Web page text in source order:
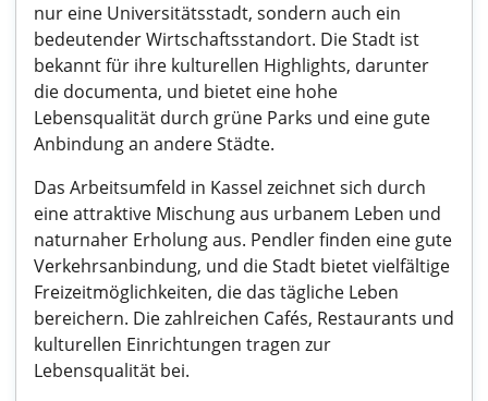
nur eine Universitätsstadt, sondern auch ein
bedeutender Wirtschaftsstandort. Die Stadt ist
bekannt für ihre kulturellen Highlights, darunter
die documenta, und bietet eine hohe
Lebensqualität durch grüne Parks und eine gute
Anbindung an andere Städte.
Das Arbeitsumfeld in Kassel zeichnet sich durch
eine attraktive Mischung aus urbanem Leben und
naturnaher Erholung aus. Pendler finden eine gute
Verkehrsanbindung, und die Stadt bietet vielfältige
Freizeitmöglichkeiten, die das tägliche Leben
bereichern. Die zahlreichen Cafés, Restaurants und
kulturellen Einrichtungen tragen zur
Lebensqualität bei.